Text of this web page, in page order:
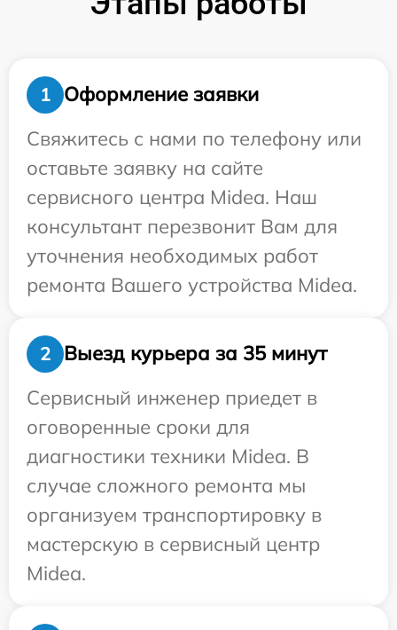
1
Оформление заявки
Свяжитесь с нами по телефону или
оставьте заявку на сайте
сервисного центра Midea. Наш
консультант перезвонит Вам для
уточнения необходимых работ
ремонта Вашего устройства Midea.
2
Выезд курьера за 35 минут
Сервисный инженер приедет в
оговоренные сроки для
диагностики техники Midea. В
случае сложного ремонта мы
организуем транспортировку в
мастерскую в сервисный центр
Midea.